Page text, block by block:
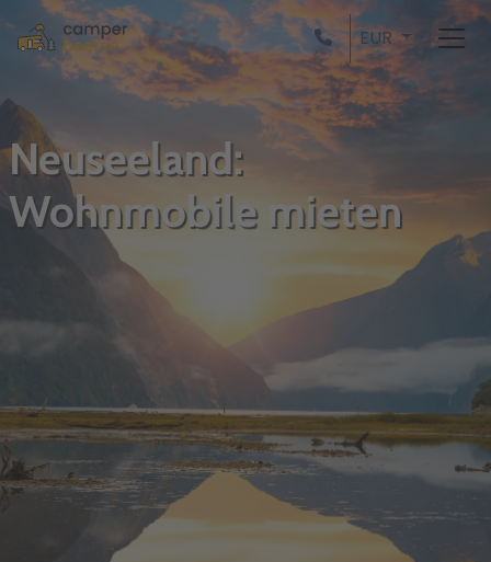
EUR
Neuseeland:
Wohnmobile mieten